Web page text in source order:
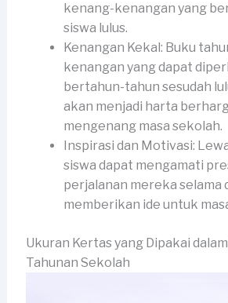
kenang-kenangan yang
siswa lulus.
Kenangan Kekal: Buku
kenangan yang dapat
bertahun-tahun sesudah
akan menjadi harta
mengenang masa sekolah.
Inspirasi dan Motivasi:
siswa dapat mengamati
perjalanan mereka selama
memberikan ide untuk
Ukuran Kertas yang Dipakai
Tahunan Sekolah